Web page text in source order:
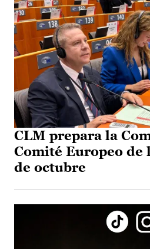
CLM prepara la
Comité Europeo de
de octubre